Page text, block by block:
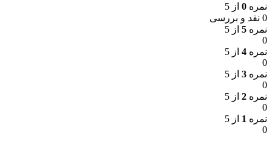
نمره 0 از 5
0 نقد و بررسی
نمره 5 از 5
0
نمره 4 از 5
0
نمره 3 از 5
0
نمره 2 از 5
0
نمره 1 از 5
0